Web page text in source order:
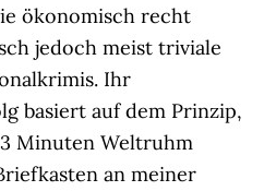
ökonomisch recht
jedoch meist triviale
Ihr
basiert auf dem Prinzip,
Minuten Weltruhm
an meiner